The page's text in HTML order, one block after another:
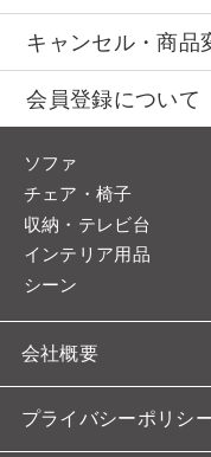
キャンセル・商品
会員登録について
会社概要
プライバシーポリシ
ソファ
チェア・椅子
収納・テレビ台
インテリア用品
シーン